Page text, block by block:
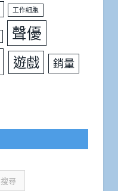
工作細胞
聲優
遊戲 銷量